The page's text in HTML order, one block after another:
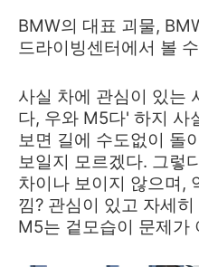
BMW의 대표 괴물,
드라이빙센터에서 볼
사실 차에 관심이 있는
다, 우와 M5다' 하지 사
보면 길에 수도없이 돌
보일지 모르겠다. 그렇
차이나 보이지 않으며,
낌? 관심이 있고 자세
M5는 겉모습이 문제가